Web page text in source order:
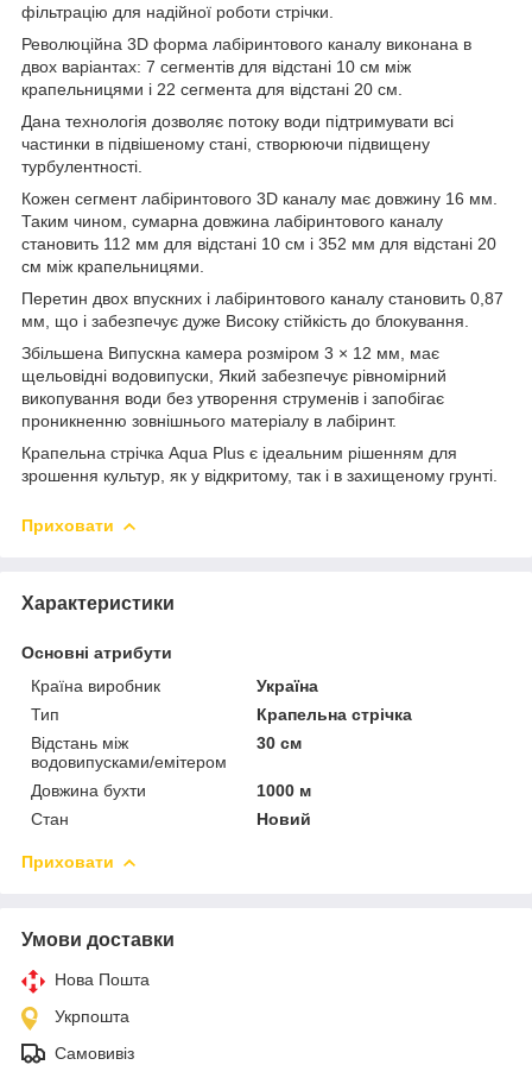
фільтрацію для надійної роботи стрічки.
Революційна 3D форма лабіринтового каналу виконана в
двох варіантах: 7 сегментів для відстані 10 см між
крапельницями і 22 сегмента для відстані 20 см.
Дана технологія дозволяє потоку води підтримувати всі
частинки в підвішеному стані, створюючи підвищену
турбулентності.
Кожен сегмент лабіринтового 3D каналу має довжину 16 мм.
Таким чином, сумарна довжина лабіринтового каналу
становить 112 мм для відстані 10 см і 352 мм для відстані 20
см між крапельницями.
Перетин двох впускних і лабіринтового каналу становить 0,87
мм, що і забезпечує дуже Високу стійкість до блокування.
Збільшена Випускна камера розміром 3 × 12 мм, має
щельовідні водовипуски, Який забезпечує рівномірний
викопування води без утворення струменів і запобігає
проникненню зовнішнього матеріалу в лабіринт.
Крапельна стрічка Aqua Plus є ідеальним рішенням для
зрошення культур, як у відкритому, так і в захищеному грунті.
Приховати
Характеристики
Основні атрибути
Країна виробник
Україна
Тип
Крапельна стрічка
Відстань між
водовипусками/емітером
30 см
Довжина бухти
1000 м
Стан
Новий
Приховати
Умови доставки
Нова Пошта
Укрпошта
Самовивіз